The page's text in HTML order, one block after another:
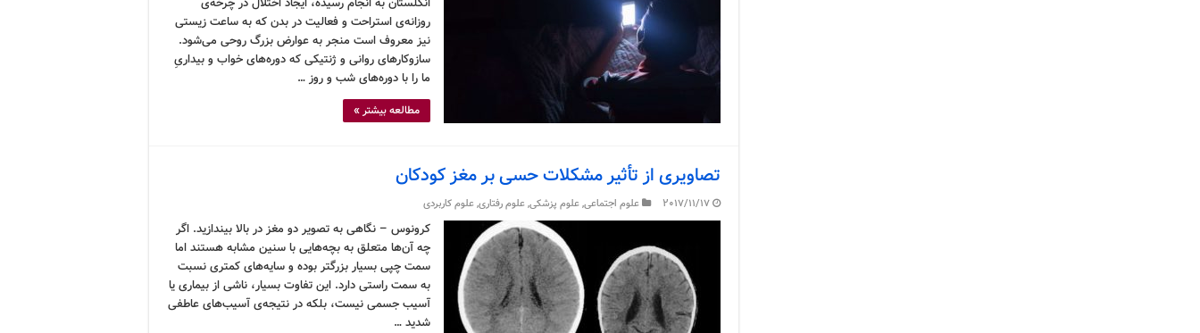
انگلستان به انجام رسیده، ایجاد اختلال در چرخه‌ی
روزانه‌ی استراحت و فعالیت در بدن که به ساعت زیستی
نیز معروف است منجر به عوارض بزرگ روحی می‌شود.
سازوکارهای روانی و ژنتیکی که دوره‌های خواب و بیداریِ
ما را با دوره‌های شب و روز …
مطالعه بیشتر »
تصاویری از تأثیر مشکلات حسی بر مغز کودکان
2017/11/17 علوم اجتماعی,علوم پزشکی,علوم رفتاری,علوم کاربردی
کرونوس – نگاهی به تصویر دو مغز در بالا بیندازید. اگر
چه آن‌ها متعلق به بچه‌هایی با سنین مشابه هستند اما
سمت چپی بسیار بزرگتر بوده و سایه‌های کمتری نسبت
به سمت راستی دارد. این تفاوت بسیار، ناشی از بیماری یا
آسیب جسمی نیست، بلکه در نتیجه‌ی آسیب‌های عاطفی
شدید …